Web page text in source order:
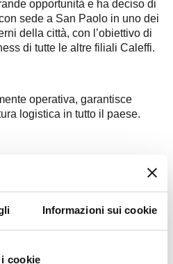
Informazioni sui cookie
cookie
opportunità e ha deciso di
sede a San Paolo in uno dei
della città, con l’obiettivo di
di tutte le altre filiali Caleffi.
operativa, garantisce
logistica in tutto il paese.
- tel. +55 11 98779 2894